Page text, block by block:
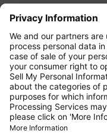
ostatnich 24 godzin
przypadku taryf
reguły odnoszą się
najbardziej
naliczone
rejestrowanylub
Obowiązują
Przewozowe.